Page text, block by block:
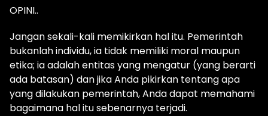
OPINI..
Jangan sekali-kali memikirkan hal itu. Pemerintah
bukanlah individu, ia tidak memiliki moral maupun
etika; ia adalah entitas yang mengatur (yang berarti
ada batasan) dan jika Anda pikirkan tentang apa
yang dilakukan pemerintah, Anda dapat memahami
bagaimana hal itu sebenarnya terjadi.